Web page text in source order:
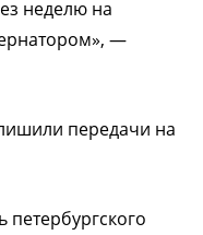
неделю на
—
передачи на